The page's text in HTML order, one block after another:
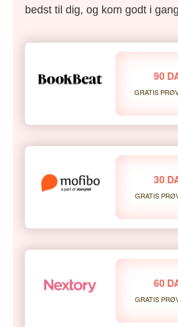
bedst til dig, og kom godt i
90
GRATIS
30
GRATIS
60
GRATIS